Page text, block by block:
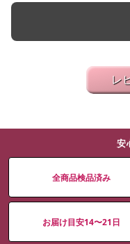
レ
安
全商品検品済み
お届け目安14〜21日